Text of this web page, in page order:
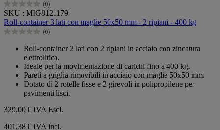
(0)
0.0
su
5
stelle.
SKU : MIG8121179
Roll-container 3 lati con maglie 50x50 mm - 2 ripiani - 400 kg
(0)
0.0
Roll-container 2 lati con 2 ripiani in acciaio con zincatura
elettrolitica.
Ideale per la movimentazione di carichi fino a 400 kg.
Pareti a griglia rimovibili in acciaio con maglie 50x50 mm.
Dotato di 2 rotelle fisse e 2 girevoli in polipropilene per
pavimenti lisci.
329,00 € IVA Escl.
401,38 € IVA incl.